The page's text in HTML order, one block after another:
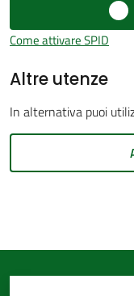
Trasparente
Menu selezionato
argomenti...
Seguici
Come attivare SPID
Altre utenze
In alternativa puoi